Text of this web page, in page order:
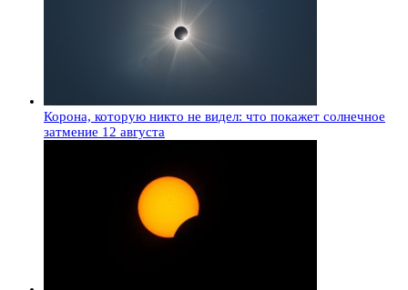
Корона, которую никто не видел: что покажет солнечное
затмение 12 августа